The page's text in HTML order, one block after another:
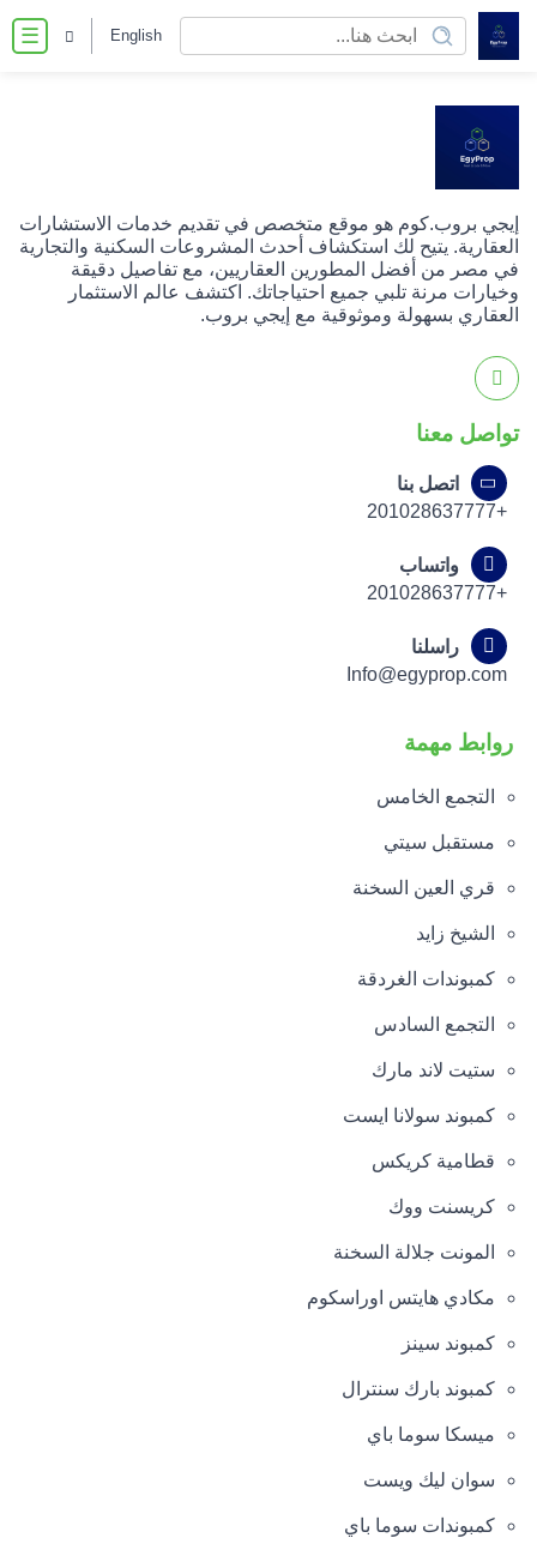
☰ English
إيجي بروب.كوم هو موقع متخصص في تقديم خدمات الاستشارات
العقارية. يتيح لك استكشاف أحدث المشروعات السكنية والتجارية
في مصر من أفضل المطورين العقاريين، مع تفاصيل دقيقة
وخيارات مرنة تلبي جميع احتياجاتك. اكتشف عالم الاستثمار
العقاري بسهولة وموثوقية مع إيجي بروب.
تواصل معنا
اتصل بنا
+201028637777
واتساب
+201028637777
راسلنا
Info@egyprop.com
روابط مهمة
التجمع الخامس
مستقبل سيتي
قري العين السخنة
الشيخ زايد
كمبوندات الغردقة
التجمع السادس
ستيت لاند مارك
كمبوند سولانا ايست
قطامية كريكس
كريسنت ووك
المونت جلالة السخنة
مكادي هايتس اوراسكوم
كمبوند سينز
كمبوند بارك سنترال
ميسكا سوما باي
سوان ليك ويست
كمبوندات سوما باي